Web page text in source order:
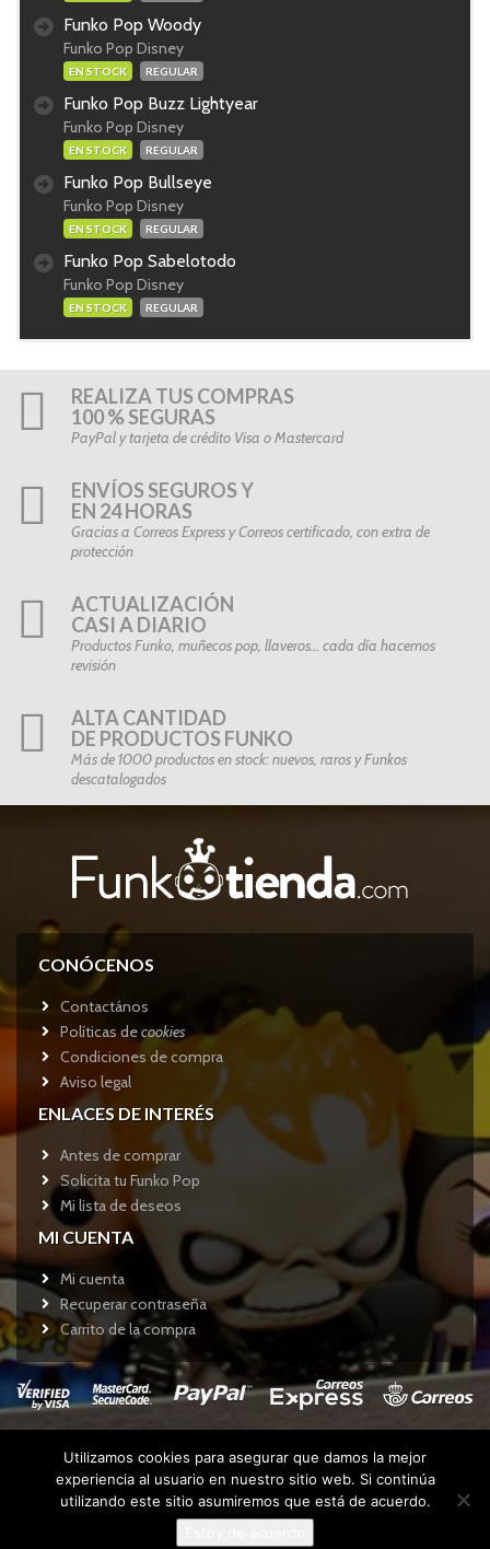
Funko Pop Woody
Funko Pop Disney
EN STOCK REGULAR
Funko Pop Buzz Lightyear
Funko Pop Disney
EN STOCK REGULAR
Funko Pop Bullseye
Funko Pop Disney
EN STOCK REGULAR
Funko Pop Sabelotodo
Funko Pop Disney
EN STOCK REGULAR
REALIZA TUS COMPRAS
100 % SEGURAS
PayPal y tarjeta de crédito Visa o Mastercard
ENVÍOS SEGUROS Y
EN 24 HORAS
Gracias a Correos Express y Correos certificado, con extra de
protección
ACTUALIZACIÓN
CASI A DIARIO
Productos Funko, muñecos pop, llaveros… cada día hacemos
revisión
ALTA CANTIDAD
DE PRODUCTOS FUNKO
Más de 1000 productos en stock: nuevos, raros y Funkos
descatalogados
CONÓCENOS
Contactános
Políticas decookies
Condiciones de compra
Aviso legal
ENLACES DE INTERÉS
Antes de comprar
Solicita tu Funko Pop
Mi lista de deseos
MI CUENTA
Mi cuenta
Recuperar contraseña
Carrito de la compra
Copyright © 2017Funkotienda.com - Todos los derechos
reservados.
Utilizamos cookies para asegurar que damos la mejor
experiencia al usuario en nuestro sitio web. Si continúa
utilizando este sitio asumiremos que está de acuerdo.